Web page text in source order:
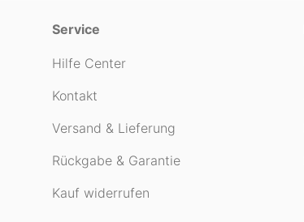
Service
Hilfe Center
Kontakt
Versand & Lieferung
Rückgabe & Garantie
Kauf widerrufen